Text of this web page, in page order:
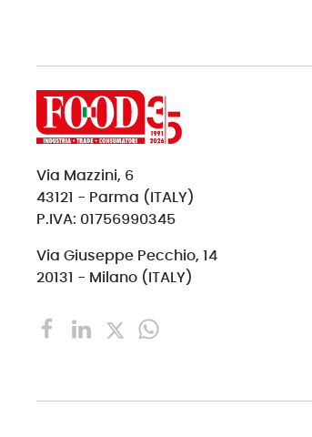
Via Mazzini, 6
43121 - Parma (ITALY)
P.IVA: 01756990345
Via Giuseppe Pecchio, 14
20131 - Milano (ITALY)